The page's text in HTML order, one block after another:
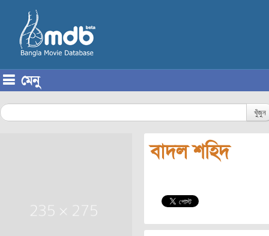
মেনু
খুঁজুন
বাদল শহিদ